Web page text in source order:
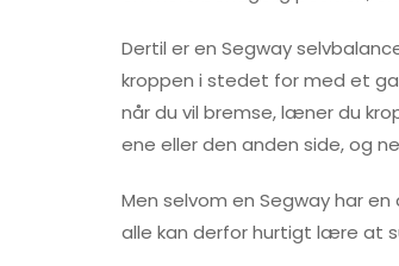
Dertil er en Segway
kroppen i stedet for med et
når du vil bremse, læner du
ene eller den anden side, og
Men selvom en Segway har
alle kan derfor hurtigt lære at